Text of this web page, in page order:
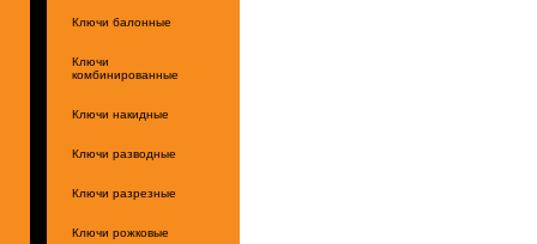
Ключи балонные
Ключи
комбинированные
Ключи накидные
Ключи разводные
Ключи разрезные
Ключи рожковые